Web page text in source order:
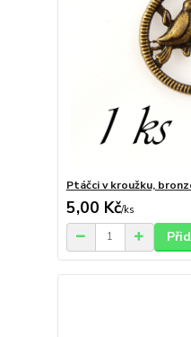
Ptáčci v kroužku,
5,00 Kč/ks